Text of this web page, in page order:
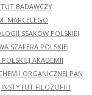
BADAWCZY
MARCELEGO
SSAKÓW POLSKIEJ
SZAFERA POLSKIEJ
AKADEMII
ORGANICZNEJ PAN
INSTYTUT FILOZOFII I